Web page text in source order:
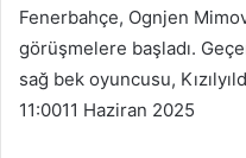
Fenerbahçe, Ognjen
görüşmelere başladı.
sağ bek oyuncusu,
11:0011 Haziran 2025